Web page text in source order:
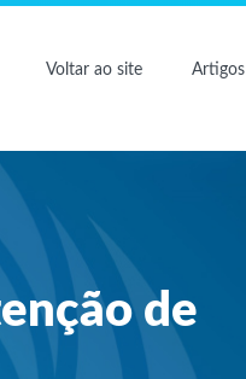
Voltar ao site Artigos
de